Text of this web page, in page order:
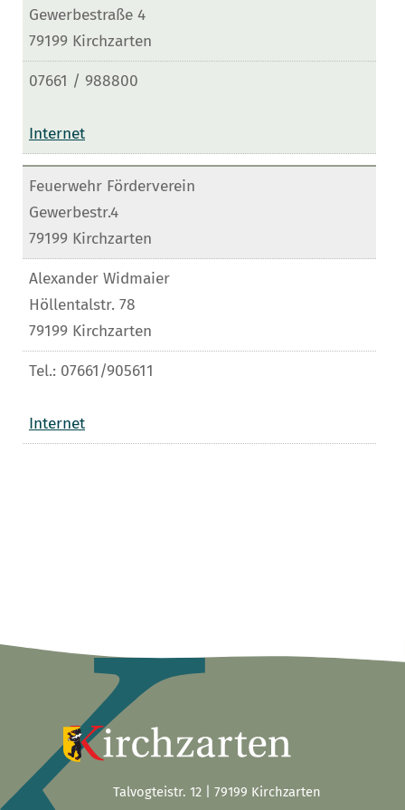
Gewerbestraße 4
79199 Kirchzarten
07661 / 988800
Internet
Feuerwehr Förderverein
Gewerbestr.4
79199 Kirchzarten
Alexander Widmaier
Höllentalstr. 78
79199 Kirchzarten
Tel.: 07661/905611
Internet
Talvogteistr. 12 | 79199 Kirchzarten